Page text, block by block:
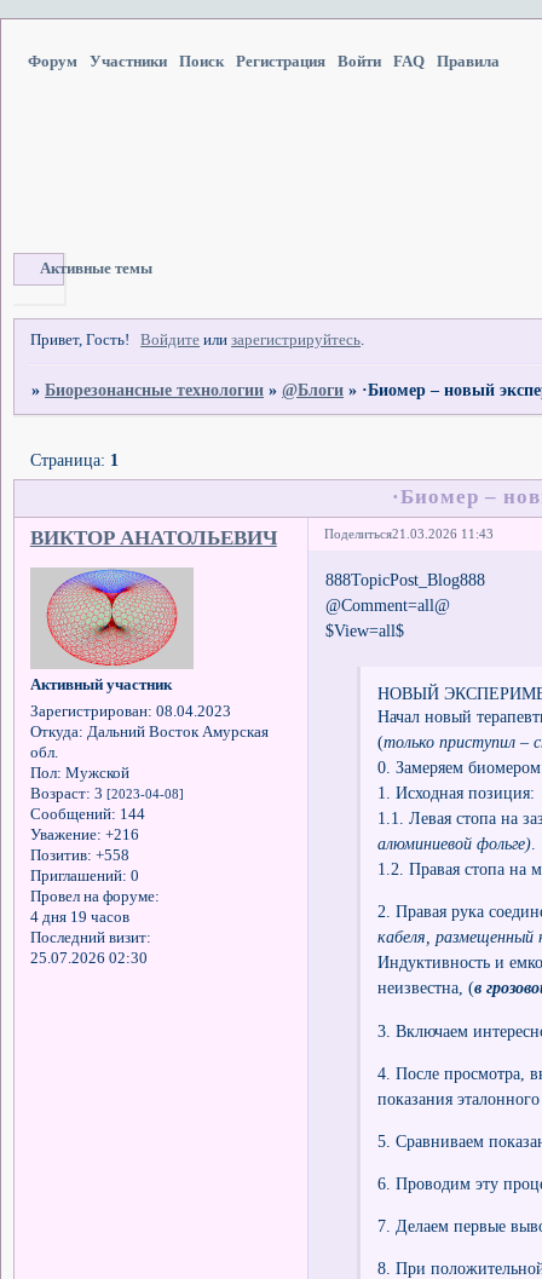
Форум Участники Поиск Регистрация Войти FAQ Правила
Активные темы
Привет, Гость! Войдите илизарегистрируйтесь.
»Биорезонансные технологии »@Блоги » ·Биомер – новый
·Биомер –
Страница: 1
Поделиться21.03.2026 11:43
ВИКТОР АНАТОЛЬЕВИЧ
Активный участник
Зарегистрирован: 08.04.2023
Откуда: Дальний Восток Амурская
обл.
Пол: Мужской
Возраст: 3 [2023-04-08]
Сообщений: 144
Уважение: +216
Позитив: +558
Приглашений: 0
Провел на форуме:
4 дня 19 часов
Последний визит:
25.07.2026 02:30
888TopicPost_Blog888
@Comment=all@
$View=all$
НОВЫЙ
Начал новый
(только приступил –
0. Замеряем биомером
1. Исходная позиция:
1.1. Левая стопа на
алюминиевой фольге).
1.2. Правая стопа на
2. Правая рука
кабеля,
Индуктивность и
неизвестна, (в
3. Включаем
4. После просмотра,
показания эталонного
5. Сравниваем
6. Проводим эту
7. Делаем первые
8. При